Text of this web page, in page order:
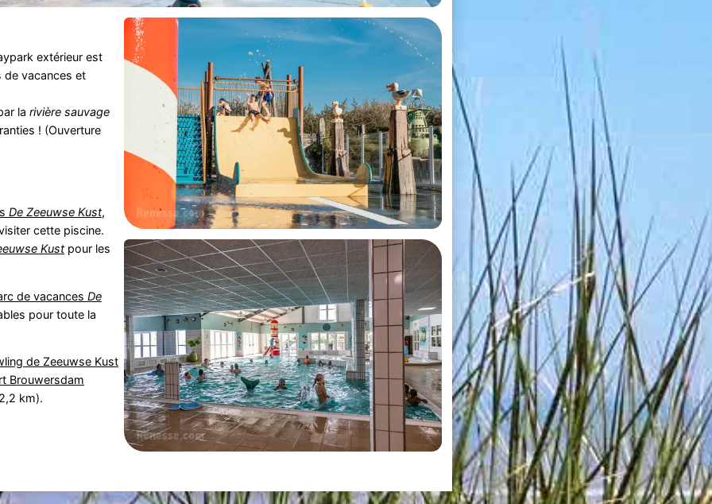
extérieur est
de vacances et
la rivière sauvage
! (Ouverture
De Zeeuwse Kust,
cette piscine.
Kustpour les
de vacances De
pour toute la
de Zeeuwse Kust
Brouwersdam
km).